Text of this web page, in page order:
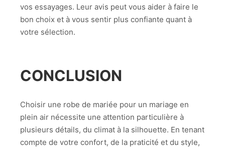
vos essayages. Leur avis peut vous aider à faire le
bon choix et à vous sentir plus confiante quant à
votre sélection.
CONCLUSION
Choisir une robe de mariée pour un mariage en
plein air nécessite une attention particulière à
plusieurs détails, du climat à la silhouette. En tenant
compte de votre confort, de la praticité et du style,